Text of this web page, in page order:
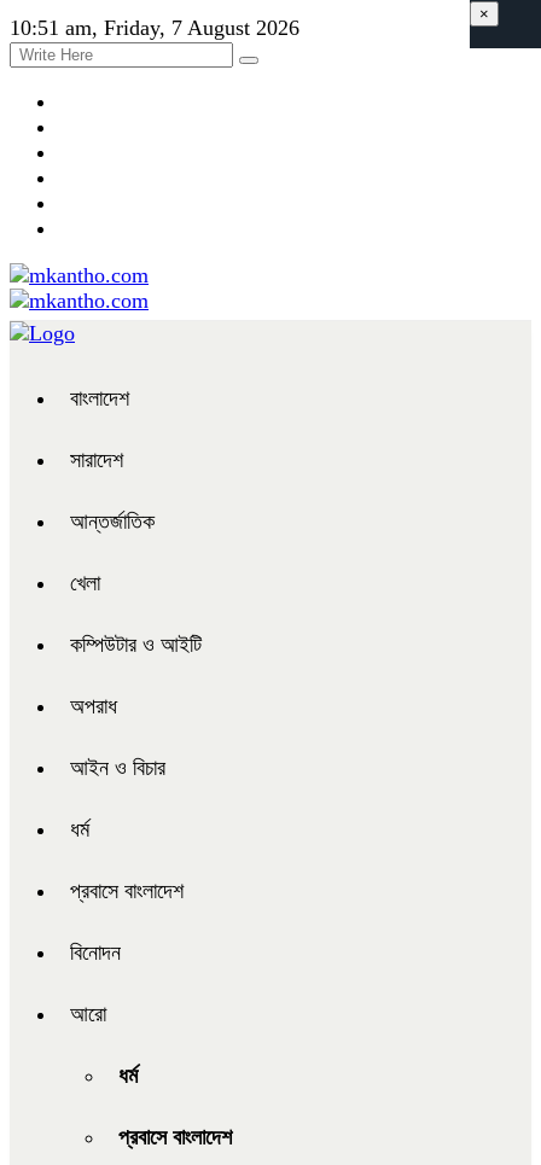
10:51 am, Friday, 7 August 2026
বাংলাদেশ
সারাদেশ
আন্তর্জাতিক
খেলা
কম্পিউটার ও আইটি
অপরাধ
আইন ও বিচার
ধর্ম
প্রবাসে বাংলাদেশ
বিনোদন
আরো
ধর্ম
প্রবাসে বাংলাদেশ
×